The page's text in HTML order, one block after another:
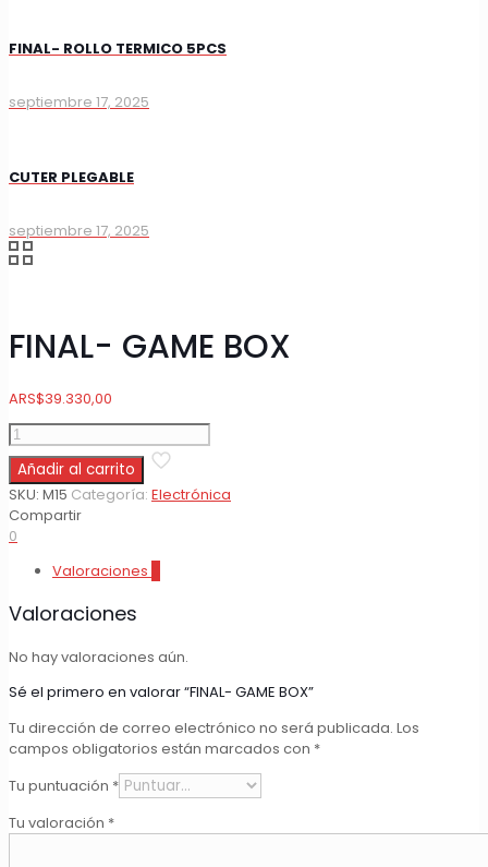
FINAL- ROLLO TERMICO 5PCS
septiembre 17, 2025
CUTER PLEGABLE
septiembre 17, 2025
FINAL- GAME BOX
ARS$39.330,00
FINAL-
GAME
BOX
cantidad
Añadir al carrito
SKU: M15 Categoría: Electrónica
Compartir
0
Valoraciones
Valoraciones
No hay valoraciones aún.
Sé el primero en valorar “FINAL- GAME BOX”
Tu dirección de correo electrónico no será publicada. Los
campos obligatorios están marcados con *
Tu puntuación *
Tu valoración *